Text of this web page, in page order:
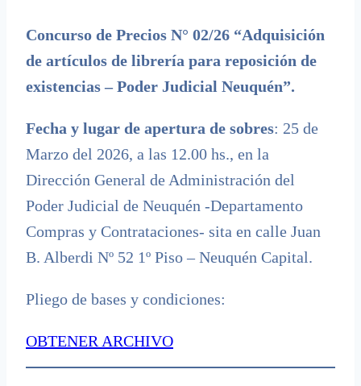
Concurso de Precios N° 02/26 “Adquisición
de artículos de librería para reposición de
existencias – Poder Judicial Neuquén”.
Fecha y lugar de apertura de sobres: 25 de
Marzo del 2026, a las 12.00 hs., en la
Dirección General de Administración del
Poder Judicial de Neuquén -Departamento
Compras y Contrataciones- sita en calle Juan
B. Alberdi Nº 52 1º Piso – Neuquén Capital.
Pliego de bases y condiciones:
OBTENER ARCHIVO